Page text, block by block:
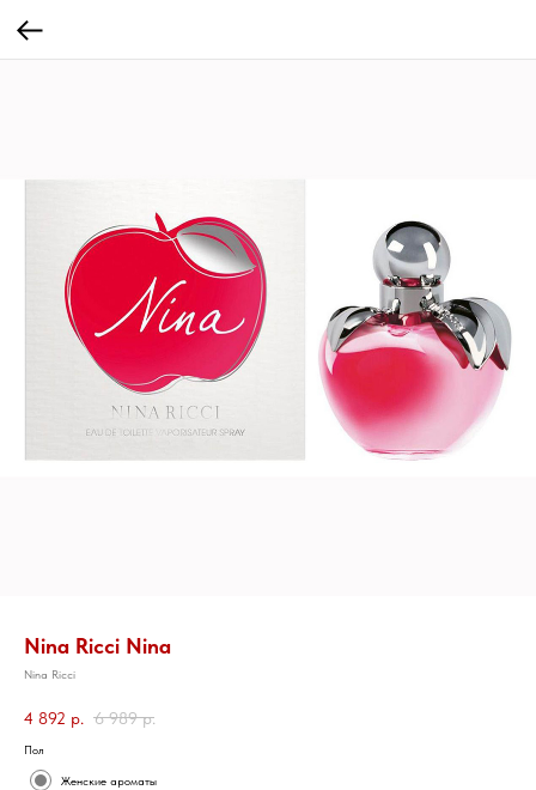
Nina Ricci Nina
Nina Ricci
4 892 р. 6 989 р.
Пол
Женские ароматы